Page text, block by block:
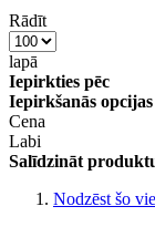
Rādīt
lapā
Iepirkties pēc
Iepirkšanās opcijas
Cena
Labi
Salīdzināt
Nodzēst šo